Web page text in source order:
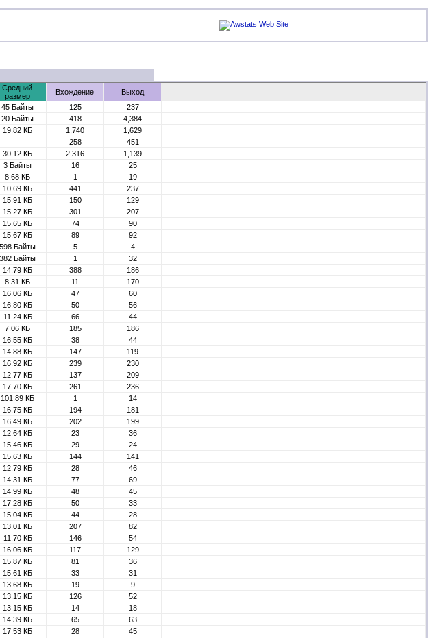
Средний
размер
Вхождение
Выход
45 Байты 125
237
20 Байты 418
4,384
19.82 КБ 1,740
1,629
258
451
30.12 КБ 2,316
1,139
3 Байты 16
25
8.68 КБ 1
19
10.69 КБ 441
237
15.91 КБ 150
129
15.27 КБ 301
207
15.65 КБ 74
90
15.67 КБ 89
92
598 Байты 5
4
382 Байты 1
32
14.79 КБ 388
186
8.31 КБ 11
170
16.06 КБ 47
60
16.80 КБ 50
56
11.24 КБ 66
44
7.06 КБ 185
186
16.55 КБ 38
44
14.88 КБ 147
119
16.92 КБ 239
230
12.77 КБ 137
209
17.70 КБ 261
236
101.89 КБ 1
14
16.75 КБ 194
181
16.49 КБ 202
199
12.64 КБ 23
36
15.46 КБ 29
24
15.63 КБ 144
141
12.79 КБ 28
46
14.31 КБ 77
69
14.99 КБ 48
45
17.28 КБ 50
33
15.04 КБ 44
28
13.01 КБ 207
82
11.70 КБ 146
54
16.06 КБ 117
129
15.87 КБ 81
36
15.61 КБ 33
31
13.68 КБ 19
9
13.15 КБ 126
52
13.15 КБ 14
18
14.39 КБ 65
63
17.53 КБ 28
45